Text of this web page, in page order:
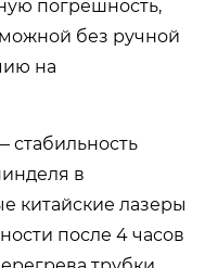
погрешность,
без ручной
на
стабильность
в
китайские лазеры
после 4 часов